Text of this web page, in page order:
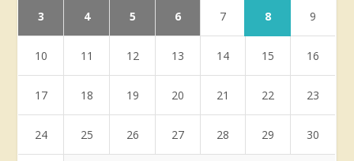
3 4 5 6 7 8 9
10 11 12 13 14 15 16
17 18 19 20 21 22 23
24 25 26 27 28 29 30